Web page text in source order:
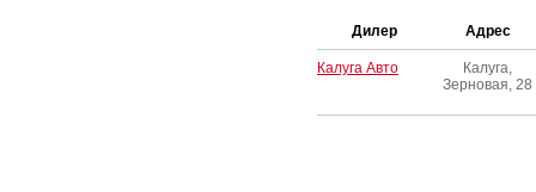
Дилер Адрес
Калуга Авто
Калуга,
Зерновая, 28